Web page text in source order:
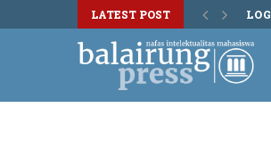
LATEST POST